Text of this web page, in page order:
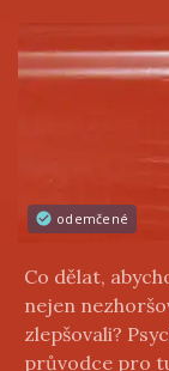
odemčené
Co dělat,
nejen
zlepšovali?
průvodce pro